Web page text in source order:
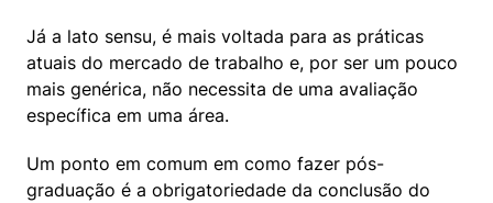
Já a lato sensu, é mais voltada para as práticas
atuais do mercado de trabalho e, por ser um pouco
mais genérica, não necessita de uma avaliação
específica em uma área.
Um ponto em comum em como fazer pós-
graduação é a obrigatoriedade da conclusão do